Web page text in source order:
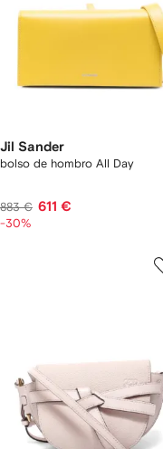
Jil Sander
bolso de hombro All Day
883 € 611 €
-30%